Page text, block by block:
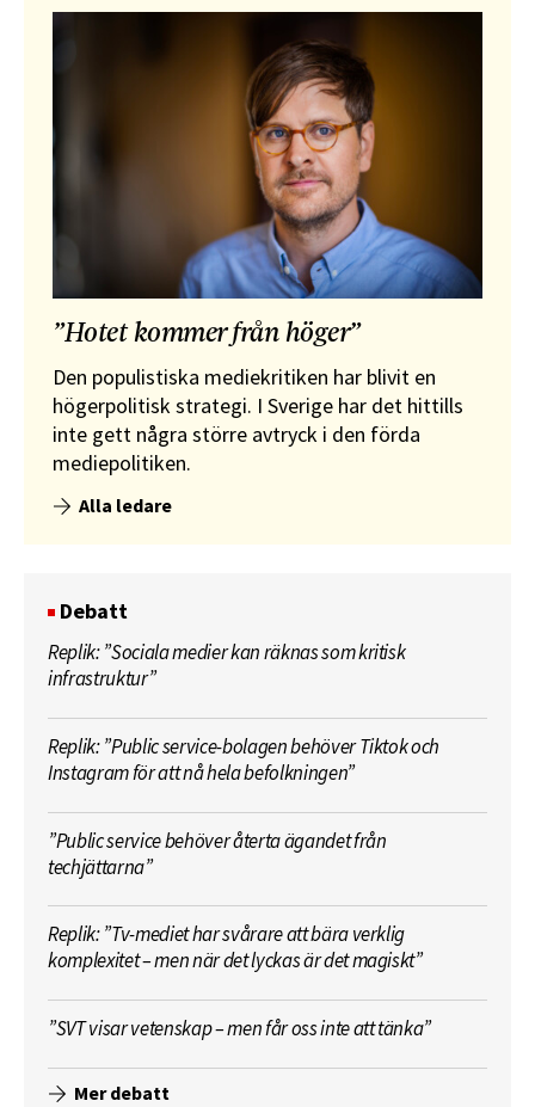
”Hotet kommer från höger”
Den populistiska mediekritiken har blivit en
högerpolitisk strategi. I Sverige har det hittills
inte gett några större avtryck i den förda
mediepolitiken.
Alla ledare
Debatt
Replik: ”Sociala medier kan räknas som kritisk
infrastruktur”
Replik: ”Public service-bolagen behöver Tiktok och
Instagram för att nå hela befolkningen”
”Public service behöver återta ägandet från
techjättarna”
Replik: ”Tv-mediet har svårare att bära verklig
komplexitet – men när det lyckas är det magiskt”
”SVT visar vetenskap – men får oss inte att tänka”
Mer debatt